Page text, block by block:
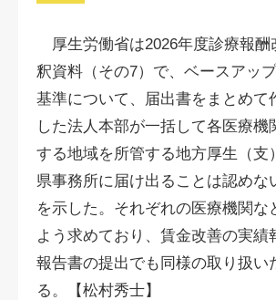
厚生労働省は2026年度診療報酬
釈資料（その7）で、ベースアッ
基準について、届出書をまとめて
した法人本部が一括して各医療機
する地域を所管する地方厚生（支
県事務所に届け出ることは認めな
を示した。それぞれの医療機関な
よう求めており、賃金改善の実績
報告書の提出でも同様の取り扱い
る。【松村秀士】